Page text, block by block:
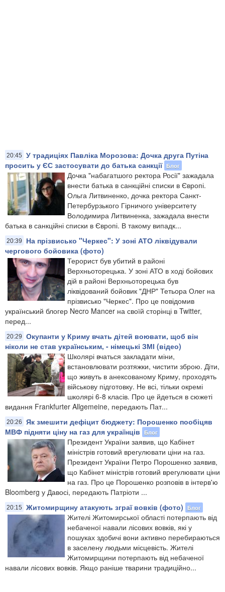
20:45
У традиціях Павліка Морозова: Дочка друга Путіна
просить у ЄС застосувати до батька санкції Блог
Дочка "набагатшого ректора Росії" зажадала
внести батька в санкційні списки в Європі.
Ольга Литвиненко, дочка ректора Санкт-
Петербурзького Гірничого університету
Володимира Литвиненка, зажадала внести
батька в санкційні списки в Європі. В такому випадк...
20:39
На прізвисько "Черкес": У зоні АТО ліквідували
чергового бойовика (фото)
Терорист був убитий в районі
Верхньоторецька. У зоні АТО в ході бойових
дій в районі Верхньоторецька був
ліквідований бойовик "ДНР" Тетьора Олег на
прізвисько "Черкес". Про це повідомив
український блогер Necro Mancer на своїй сторінці в Twitter,
перед...
20:29
Окупанти у Криму вчать дітей воювати, щоб він
ніколи не став українським, - німецькі ЗМІ (відео)
Школярі вчаться закладати міни,
встановлювати розтяжки, чистити зброю. Діти,
що живуть в анексованому Криму, проходять
військову підготовку. Не всі, тільки окремі
школярі 6-8 класів. Про це йдеться в сюжеті
видання Frankfurter Allgemeine, передають Пат...
20:26
Як змешити дефіцит бюджету: Порошенко пообіцяв
МВФ підняти ціну на газ для українців
Блог
Президент України заявив, що Кабінет
міністрів готовий врегулювати ціни на газ.
Президент України Петро Порошенко заявив,
що Кабінет міністрів готовий врегулювати ціни
на газ. Про це Порошенко розповів в інтерв'ю
Bloomberg у Давосі, передають Патріоти ...
20:15 Житомирщину атакують зграї вовків (фото) Блог
Жителі Житомирської області потерпають від
небаченої навали лісових вовків, які у
пошуках здобичі вони активно перебираються
в заселену людьми місцевість. Жителі
Житомирщини потерпають від небаченої
навали лісових вовків. Якщо раніше тварини традиційно...